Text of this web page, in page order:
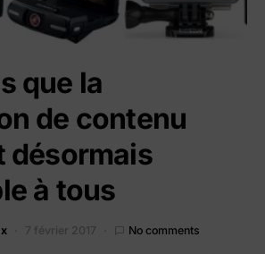
que la
de contenu
désormais
à tous
7 février 2017 No comments